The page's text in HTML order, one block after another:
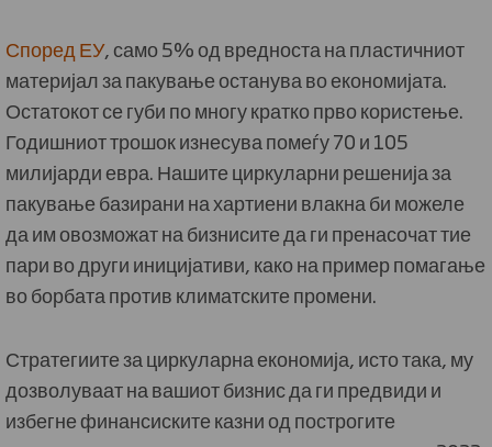
Според ЕУ, само 5% од вредноста на пластичниот
материјал за пакување останува во економијата.
Остатокот се губи по многу кратко прво користење.
Годишниот трошок изнесува помеѓу 70 и 105
милијарди евра. Нашите циркуларни решенија за
пакување базирани на хартиени влакна би можеле
да им овозможат на бизнисите да ги пренасочат тие
пари во други иницијативи, како на пример помагање
во борбата против климатските промени.
Стратегиите за циркуларна економија, исто така, му
дозволуваат на вашиот бизнис да ги предвиди и
избегне финансиските казни од построгите